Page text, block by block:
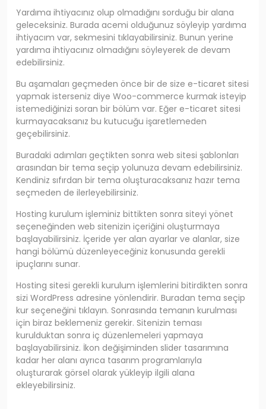
Yardıma ihtiyacınız olup olmadığını sorduğu bir alana
geleceksiniz. Burada acemi olduğunuz söyleyip yardıma
ihtiyacım var, sekmesini tıklayabilirsiniz. Bunun yerine
yardıma ihtiyacınız olmadığını söyleyerek de devam
edebilirsiniz.
Bu aşamaları geçmeden önce bir de size e-ticaret sitesi
yapmak isterseniz diye Woo-commerce kurmak isteyip
istemediğinizi soran bir bölüm var. Eğer e-ticaret sitesi
kurmayacaksanız bu kutucuğu işaretlemeden
geçebilirsiniz.
Buradaki adımları geçtikten sonra web sitesi şablonları
arasından bir tema seçip yolunuza devam edebilirsiniz.
Kendiniz sıfırdan bir tema oluşturacaksanız hazır tema
seçmeden de ilerleyebilirsiniz.
Hosting kurulum işleminiz bittikten sonra siteyi yönet
seçeneğinden web sitenizin içeriğini oluşturmaya
başlayabilirsiniz. İçeride yer alan ayarlar ve alanlar, size
hangi bölümü düzenleyeceğiniz konusunda gerekli
ipuçlarını sunar.
Hosting sitesi gerekli kurulum işlemlerini bitirdikten sonra
sizi WordPress adresine yönlendirir. Buradan tema seçip
kur seçeneğini tıklayın. Sonrasında temanın kurulması
için biraz beklemeniz gerekir. Sitenizin teması
kurulduktan sonra iç düzenlemeleri yapmaya
başlayabilirsiniz. İkon değişiminden slider tasarımına
kadar her alanı ayrıca tasarım programlarıyla
oluşturarak görsel olarak yükleyip ilgili alana
ekleyebilirsiniz.